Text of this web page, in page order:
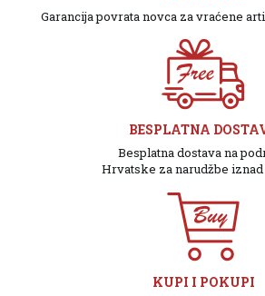
Garancija povrata novca za vraćene
BESPLATNA
Besplatna dostava na
Hrvatske za narudžbe iznad
KUPI I POKUPI